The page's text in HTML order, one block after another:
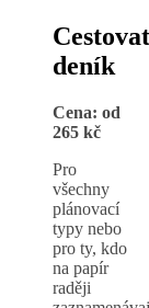
deník
Cena: od
265 kč
Pro
všechny
plánovací
typy nebo
pro ty, kdo
na papír
raději